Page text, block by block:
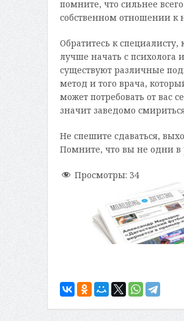
помните, что сильнее
собственном отношении к
Обратитесь к
лучше начать с психолога
существуют различные
метод и того врача,
может потребовать от вас
значит заведомо
Не спешите сдаваться,
Помните, что вы не одни
Просмотры: 34